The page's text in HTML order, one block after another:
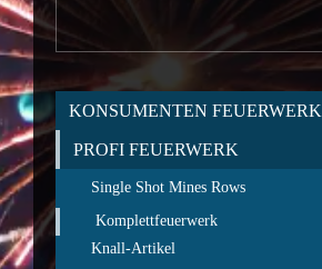
KONSUMENTEN FEUERWERK
PROFI FEUERWERK
Single Shot Mines Rows
Komplettfeuerwerk
Knall-Artikel